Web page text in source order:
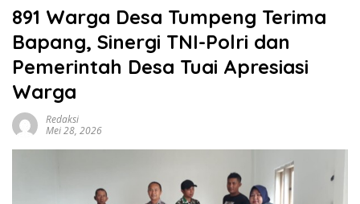
891 Warga Desa Tumpeng Terima
Bapang, Sinergi TNI-Polri dan
Pemerintah Desa Tuai Apresiasi
Warga
Redaksi
Mei 28, 2026